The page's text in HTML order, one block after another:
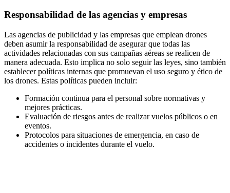
Responsabilidad de las agencias y empresas
Las agencias de publicidad y las empresas que emplean drones
deben asumir la responsabilidad de asegurar que todas las
actividades relacionadas con sus campañas aéreas se realicen de
manera adecuada. Esto implica no solo seguir las leyes, sino también
establecer políticas internas que promuevan el uso seguro y ético de
los drones. Estas políticas pueden incluir:
Formación continua para el personal sobre normativas y
mejores prácticas.
Evaluación de riesgos antes de realizar vuelos públicos o en
eventos.
Protocolos para situaciones de emergencia, en caso de
accidentes o incidentes durante el vuelo.